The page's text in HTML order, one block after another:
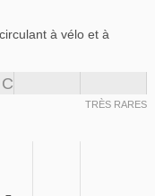
à vélo et à
C
TRÈS RARES